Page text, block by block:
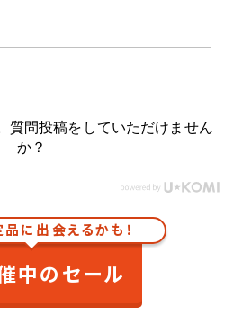
質問投稿をしていただけません
か？
に出会えるかも！
中のセール